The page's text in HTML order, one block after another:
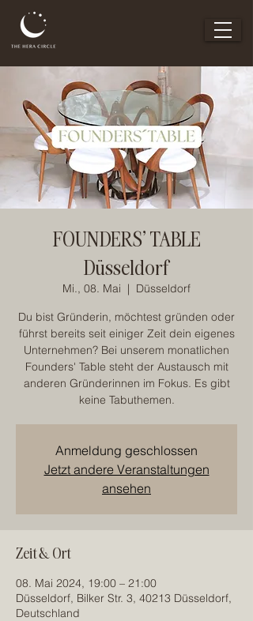
FOUNDERS' TABLE
Düsseldorf
Mi., 08. Mai
  |
Düsseldorf
Du bist Gründerin, möchtest gründen oder
führst bereits seit einiger Zeit dein eigenes
Unternehmen? Bei unserem monatlichen
Founders' Table steht der Austausch mit
anderen Gründerinnen im Fokus. Es gibt
keine Tabuthemen.
Anmeldung geschlossen
Jetzt andere Veranstaltungen
ansehen
Zeit & Ort
08. Mai 2024, 19:00 – 21:00
Düsseldorf, Bilker Str. 3, 40213 Düsseldorf,
Deutschland